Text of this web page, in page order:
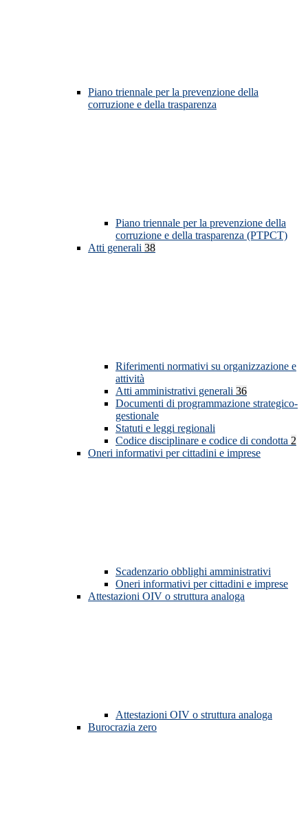
Piano triennale per la prevenzione della
corruzione e della trasparenza
Piano triennale per la prevenzione della
corruzione e della trasparenza (PTPCT)
Atti generali 38
Riferimenti normativi su organizzazione e
attività
Atti amministrativi generali 36
Documenti di programmazione strategico-
gestionale
Statuti e leggi regionali
Codice disciplinare e codice di condotta 2
Oneri informativi per cittadini e imprese
Scadenzario obblighi amministrativi
Oneri informativi per cittadini e imprese
Attestazioni OIV o struttura analoga
Attestazioni OIV o struttura analoga
Burocrazia zero